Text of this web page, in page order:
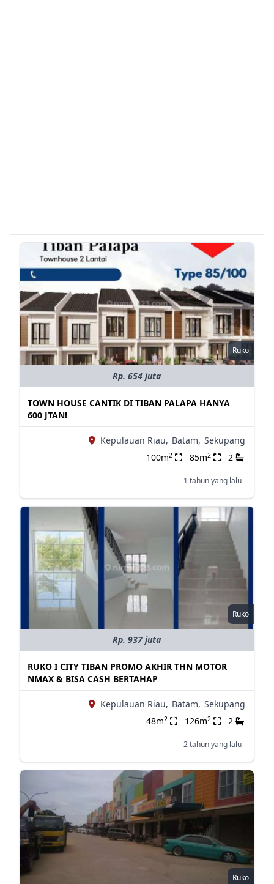
Ruko
Rp. 654 juta
TOWN HOUSE CANTIK DI TIBAN PALAPA HANYA
600 JTAN!
Kepulauan Riau, Batam, Sekupang
100m2 85m2 2
1 tahun yang lalu
Ruko
Rp. 937 juta
RUKO I CITY TIBAN PROMO AKHIR THN MOTOR
NMAX & BISA CASH BERTAHAP
Kepulauan Riau, Batam, Sekupang
48m2 126m2 2
2 tahun yang lalu
Ruko